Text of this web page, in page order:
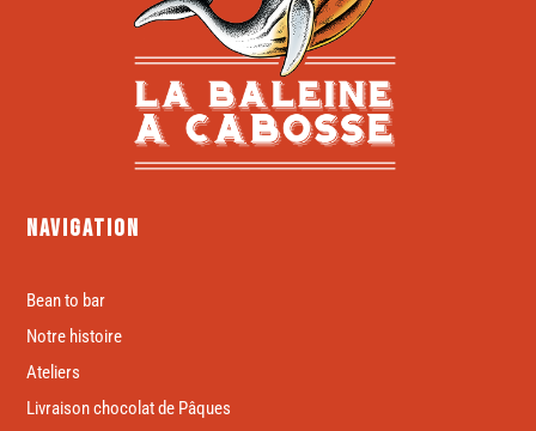
Navigation
Bean to bar
Notre histoire
Ateliers
Livraison chocolat de Pâques